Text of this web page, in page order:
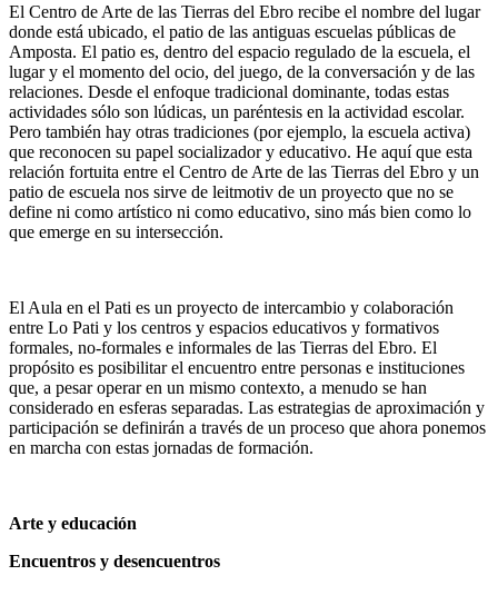
El Centro de Arte de las Tierras del Ebro recibe el nombre del lugar
donde está ubicado, el patio de las antiguas escuelas públicas de
Amposta. El patio es, dentro del espacio regulado de la escuela, el
lugar y el momento del ocio, del juego, de la conversación y de las
relaciones. Desde el enfoque tradicional dominante, todas estas
actividades sólo son lúdicas, un paréntesis en la actividad escolar.
Pero también hay otras tradiciones (por ejemplo, la escuela activa)
que reconocen su papel socializador y educativo. He aquí que esta
relación fortuita entre el Centro de Arte de las Tierras del Ebro y un
patio de escuela nos sirve de leitmotiv de un proyecto que no se
define ni como artístico ni como educativo, sino más bien como lo
que emerge en su intersección.
El Aula en el Pati es un proyecto de intercambio y colaboración
entre Lo Pati y los centros y espacios educativos y formativos
formales, no-formales e informales de las Tierras del Ebro. El
propósito es posibilitar el encuentro entre personas e instituciones
que, a pesar operar en un mismo contexto, a menudo se han
considerado en esferas separadas. Las estrategias de aproximación y
participación se definirán a través de un proceso que ahora ponemos
en marcha con estas jornadas de formación.
Arte y educación
Encuentros y desencuentros